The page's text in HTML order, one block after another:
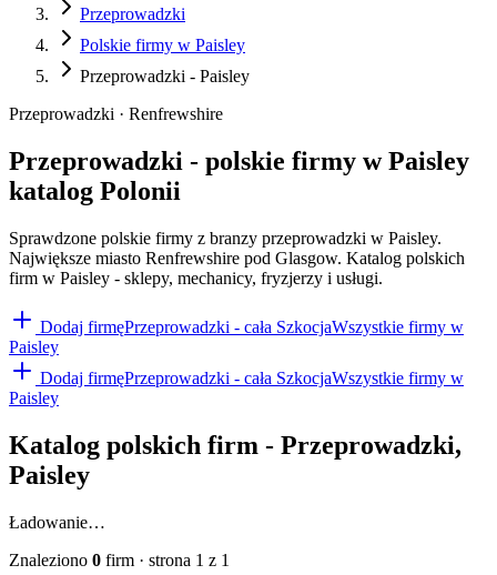
Przeprowadzki
Polskie firmy w Paisley
Przeprowadzki - Paisley
Przeprowadzki · Renfrewshire
Przeprowadzki - polskie firmy w Paisley
katalog Polonii
Sprawdzone polskie firmy z branzy przeprowadzki w Paisley.
Największe miasto Renfrewshire pod Glasgow. Katalog polskich
firm w Paisley - sklepy, mechanicy, fryzjerzy i usługi.
Dodaj firmęPrzeprowadzki - cała SzkocjaWszystkie firmy w
Paisley
Dodaj firmęPrzeprowadzki - cała SzkocjaWszystkie firmy w
Paisley
Katalog polskich firm - Przeprowadzki,
Paisley
Ładowanie…
Znaleziono 0 firm · strona 1 z 1